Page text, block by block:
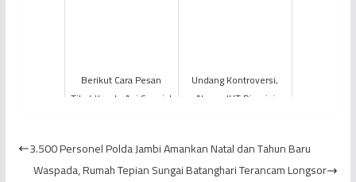
Berikut Cara Pesan
Tiket Kereta Api Spesial
Undang Kontroversi,
Aturan JHT Direvisi
3.500 Personel Polda Jambi Amankan Natal dan Tahun Baru
Waspada, Rumah Tepian Sungai Batanghari Terancam Longsor